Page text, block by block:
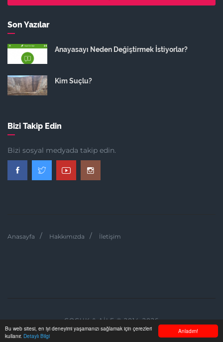
Anladım!
Bu web sitesi, en iyi deneyimi yaşamanızı sağlamak için çerezleri
kullanır. Detaylı Bilgi
Son Yazılar
Anayasayı Neden Değiştirmek İstiyorlar?
Kim Suçlu?
Bizi Takip Edin
Bizi sosyal medyada takip edin.
Anasayfa Hakkımızda İletişim
ÇOCUK & AILE © 2014-2026